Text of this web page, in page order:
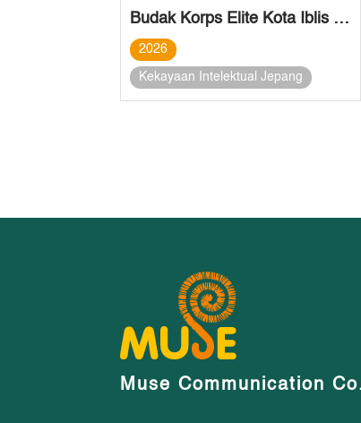
Budak Korps Elite Kota Iblis – Musim Kedua
2026
Kekayaan Intelektual Jepang
Muse Communication